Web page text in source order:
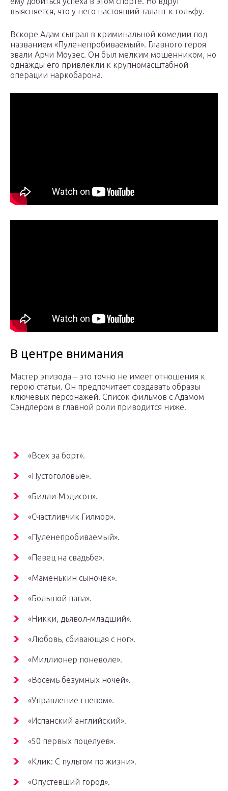
выясняется, что у него настоящий талант к гольфу.
Вскоре Адам сыграл в криминальной комедии под
названием «Пуленепробиваемый». Главного героя
звали Арчи Моузес. Он был мелким мошенником, но
однажды его привлекли к крупномасштабной
операции наркобарона.
В центре внимания
Мастер эпизода – это точно не имеет отношения к
герою статьи. Он предпочитает создавать образы
ключевых персонажей. Список фильмов с Адамом
Сэндлером в главной роли приводится ниже.
«Всех за борт».
«Пустоголовые».
«Билли Мэдисон».
«Счастливчик Гилмор».
«Пуленепробиваемый».
«Певец на свадьбе».
«Маменькин сыночек».
«Большой папа».
«Никки, дьявол-младший».
«Любовь, сбивающая с ног».
«Миллионер поневоле».
«Восемь безумных ночей».
«Управление гневом».
«Испанский английский».
«50 первых поцелуев».
«Клик: С пультом по жизни».
«Опустевший город».